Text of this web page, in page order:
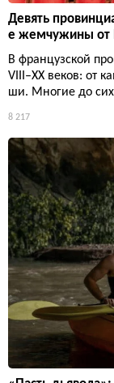
Девять
е жемчужины от
В французской
VIII–XX веков: от
ши. Многие до
8 217